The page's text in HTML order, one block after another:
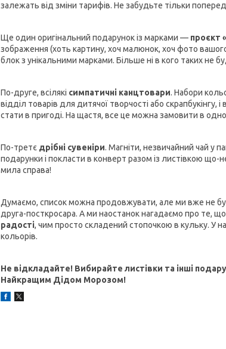
залежать від зміни тарифів. Не забудьте тільки
Ще один оригінальний подарунок із марками — проєкт
зображення (хоть картину, хоч малюнок, хоч фото
блок з унікальними марками. Більше ні в кого таких не
По-друге, всілякі симпатичні канцтовари. Набори
відділ товарів для дитячої творчості або
стати в пригоді. На щастя, все це можна замовити в
По-третє дрібні сувеніри. Магніти, незвичайний чай у
подарунки і покласти в конверт разом із листівкою
мила справа!
Думаємо, список можна продовжувати, але ми вже не
друга-посткросара. А ми наостанок нагадаємо про те, що
радості, чим просто складений стопочкою в кульку. У
кольорів.
Не відкладайте! Вибирайте листівки та інші
Найкращим Дідом Морозом!